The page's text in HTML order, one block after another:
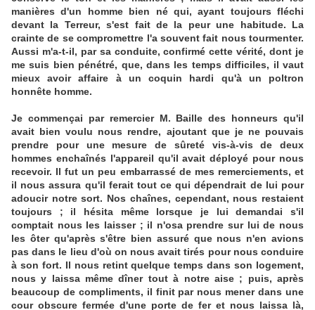
manières d'un homme bien né qui, ayant toujours fléchi
devant la Terreur, s'est fait de la peur une habitude. La
crainte de se compromettre l'a souvent fait nous tourmenter.
Aussi m'a-t-il, par sa conduite, confirmé cette vérité, dont je
me suis bien pénétré, que, dans les temps difficiles, il vaut
mieux avoir affaire à un coquin hardi qu'à un poltron
honnête homme.
Je commençai par remercier M. Baille des honneurs qu'il
avait bien voulu nous rendre, ajoutant que je ne pouvais
prendre pour une mesure de sûreté vis-à-vis de deux
hommes enchaînés l'appareil qu'il avait déployé pour nous
recevoir. Il fut un peu embarrassé de mes remerciements, et
il nous assura qu'il ferait tout ce qui dépendrait de lui pour
adoucir notre sort. Nos chaînes, cependant, nous restaient
toujours ; il hésita même lorsque je lui demandai s'il
comptait nous les laisser ; il n'osa prendre sur lui de nous
les ôter qu'après s'être bien assuré que nous n'en avions
pas dans le lieu d'où on nous avait tirés pour nous conduire
à son fort. Il nous retint quelque temps dans son logement,
nous y laissa même dîner tout à notre aise ; puis, après
beaucoup de compliments, il finit par nous mener dans une
cour obscure fermée d'une porte de fer et nous laissa là,